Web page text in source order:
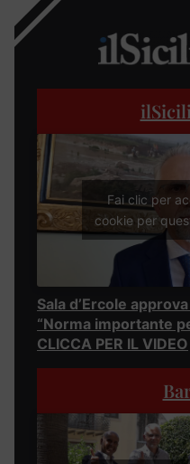
Fai clic per
cookie per
Sala d’Ercole
“Norma importante
CLICCA PER IL VIDEO